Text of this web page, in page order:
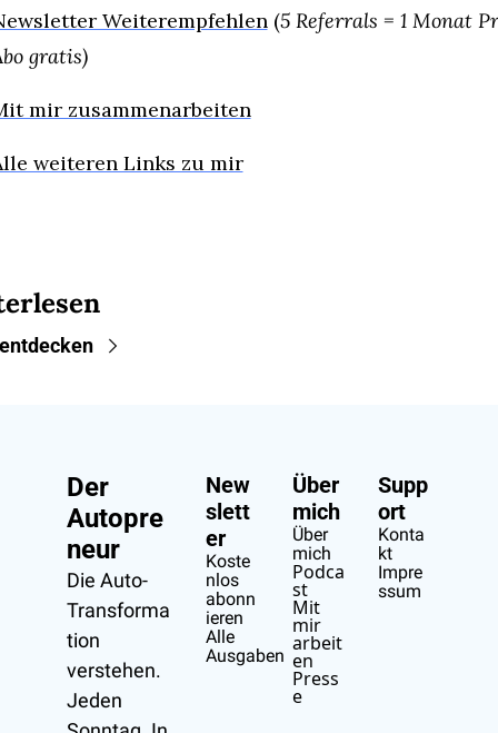
Weiterempfehlen (5 Referrals = 1 Monat
gratis)
mir zusammenarbeiten
weiteren Links zu mir
Der
Autopre
neur
Die Auto-
Transforma
tion
verstehen.
Jeden
New
slett
er
Koste
nlos
abonn
ieren
Alle
Ausgaben
Über
mich
Über
mich
Podca
st
Mit
mir
arbeit
en
Press
e
Supp
ort
Konta
kt
Impre
ssum